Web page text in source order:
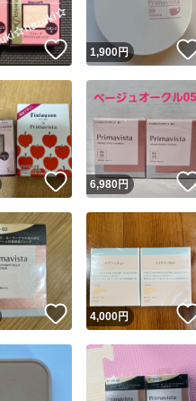
いいね！
1,900円
いいね！
6,980円
いいね！
4,000円